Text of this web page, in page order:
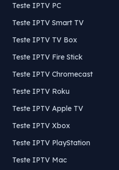
Teste IPTV PC
Teste IPTV Smart TV
Teste IPTV TV Box
Teste IPTV Fire Stick
Teste IPTV Chromecast
Teste IPTV Roku
Teste IPTV Apple TV
Teste IPTV Xbox
Teste IPTV PlayStation
Teste IPTV Mac